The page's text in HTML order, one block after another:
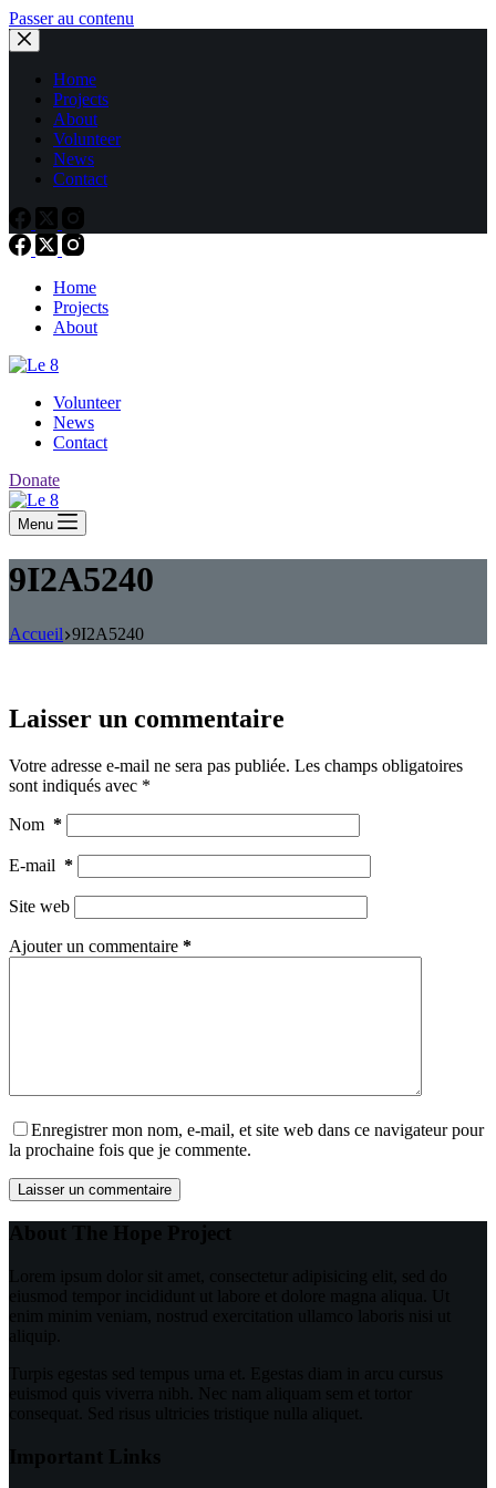
Passer au contenu
Home
Projects
About
Volunteer
News
Contact
Home
Projects
About
Volunteer
News
Contact
Donate
Menu
9I2A5240
Accueil 9I2A5240
Laisser un commentaire
Votre adresse e-mail ne sera pas publiée. Les champs obligatoires
sont indiqués avec *
Nom *
E-mail *
Site web
Ajouter un commentaire *
Enregistrer mon nom, e-mail, et site web dans ce navigateur pour
la prochaine fois que je commente.
Laisser un commentaire
About The Hope Project
Lorem ipsum dolor sit amet, consectetur adipisicing elit, sed do
eiusmod tempor incididunt ut labore et dolore magna aliqua. Ut
enim minim veniam, nostrud exercitation ullamco laboris nisi ut
aliquip.
Turpis egestas sed tempus urna et. Egestas diam in arcu cursus
euismod quis viverra nibh. Nec nam aliquam sem et tortor
consequat. Sed risus ultricies tristique nulla aliquet.
Important Links